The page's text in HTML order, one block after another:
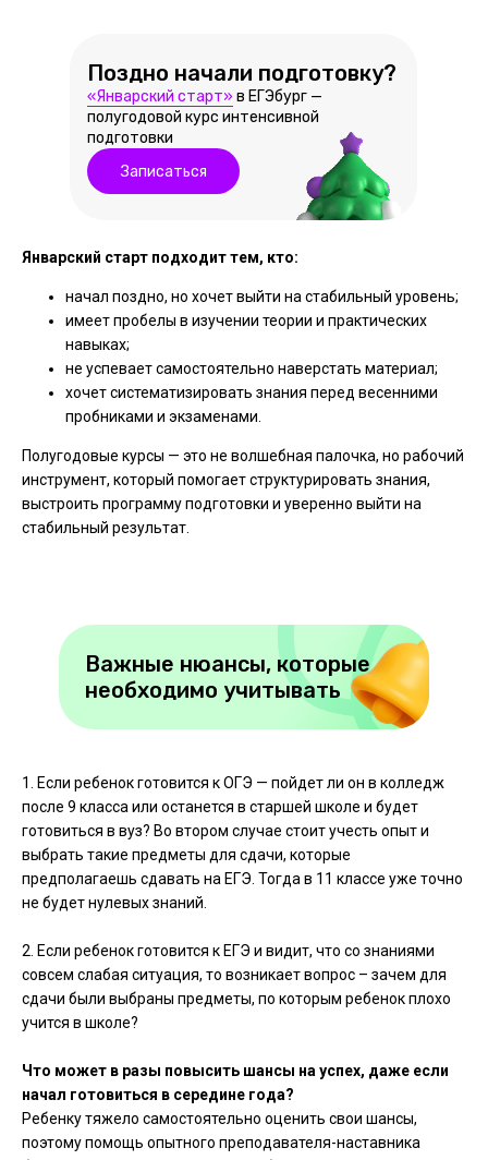
Поздно начали подготовку?
«Январский старт» в ЕГЭбург —
полугодовой курс интенсивной
подготовки
Записаться
Январский старт подходит тем, кто:
начал поздно, но хочет выйти на стабильный уровень;
имеет пробелы в изучении теории и практических
навыках;
не успевает самостоятельно наверстать материал;
хочет систематизировать знания перед весенними
пробниками и экзаменами.
Полугодовые курсы — это не волшебная палочка, но рабочий
инструмент, который помогает структурировать знания,
выстроить программу подготовки и уверенно выйти на
стабильный результат.
Важные нюансы, которые
необходимо учитывать
1. Если ребенок готовится к ОГЭ — пойдет ли он в колледж
после 9 класса или останется в старшей школе и будет
готовиться в вуз? Во втором случае стоит учесть опыт и
выбрать такие предметы для сдачи, которые
предполагаешь сдавать на ЕГЭ. Тогда в 11 классе уже точно
не будет нулевых знаний.
2. Если ребенок готовится к ЕГЭ и видит, что со знаниями
совсем слабая ситуация, то возникает вопрос – зачем для
сдачи были выбраны предметы, по которым ребенок плохо
учится в школе?
Что может в разы повысить шансы на успех, даже если
начал готовиться в середине года?
Ребенку тяжело самостоятельно оценить свои шансы,
поэтому помощь опытного преподавателя-наставника